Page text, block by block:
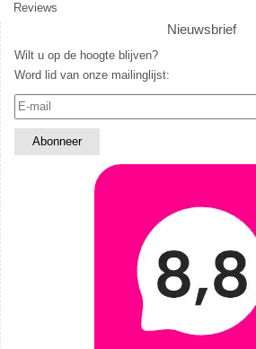
Reviews
Nieuwsbrief
Wilt u op de hoogte blijven?
Word lid van onze mailinglijst: